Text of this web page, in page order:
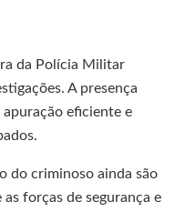
da Polícia Militar
A presença
apuração eficiente e
do criminoso ainda são
forças de segurança e